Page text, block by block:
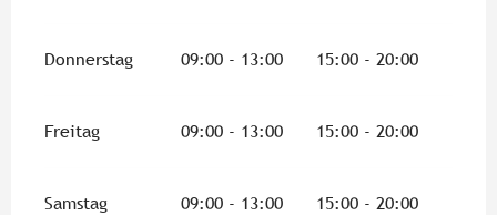
Donnerstag 09:00 - 13:00 15:00 - 20:00
Freitag 09:00 - 13:00 15:00 - 20:00
Samstag 09:00 - 13:00 15:00 - 20:00